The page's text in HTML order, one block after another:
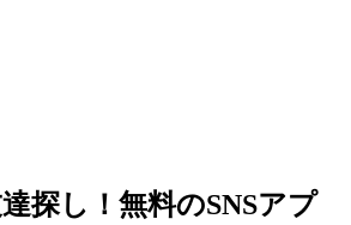
探し！無料のSNSアプ